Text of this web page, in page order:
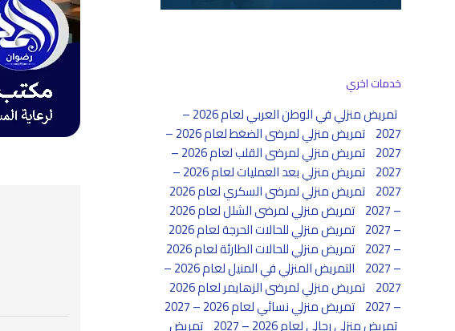
خدمات اخري
تمريض منزلي في الوطن العربي لعام 2026 –
2027
تمريض منزلي لمرضى الضغط لعام 2026 –
2027
تمريض منزلي لمرضى القلب لعام 2026 –
2027
تمريض منزلي بعد العمليات لعام 2026 –
2027
تمريض منزلي لمرضى السكري لعام 2026
– 2027
تمريض منزلي لمرضى الشلل لعام 2026
– 2027
تمريض منزلي للحالات الحرجة لعام 2026
– 2027
تمريض منزلي للحالات الطارئة لعام 2026
– 2027
التمريض المنزلي في المنيل لعام 2026 –
2027
تمريض منزلي لمرضى الزهايمر لعام 2026
– 2027
تمريض منزلي نسائي لعام 2026 – 2027
تمريض منزلي رجالي لعام 2026 – 2027
تمريض